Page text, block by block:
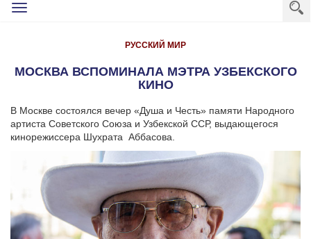
Toggle
РУССКИЙ МИР
МОСКВА ВСПОМИНАЛА МЭТРА УЗБЕКСКОГО
КИНО
В Москве состоялся вечер «Душа и Честь» памяти Народного
артиста Советского Союза и Узбекской ССР, выдающегося
кинорежиссера Шухрата Аббасова.